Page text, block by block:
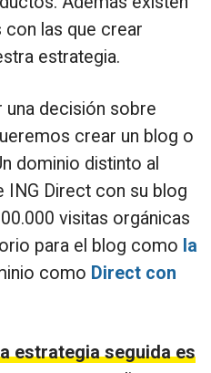
con las que crear
estrategia.
una decisión sobre
crear un blog o
dominio distinto al
Direct con su blog
visitas orgánicas
para el blog como la
como Direct con
estrategia seguida es